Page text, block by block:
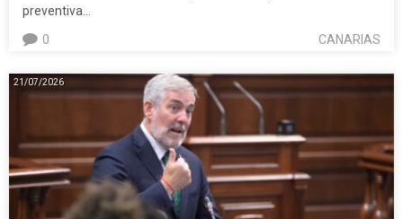
preventiva…
CANARIAS
0
21/07/2026